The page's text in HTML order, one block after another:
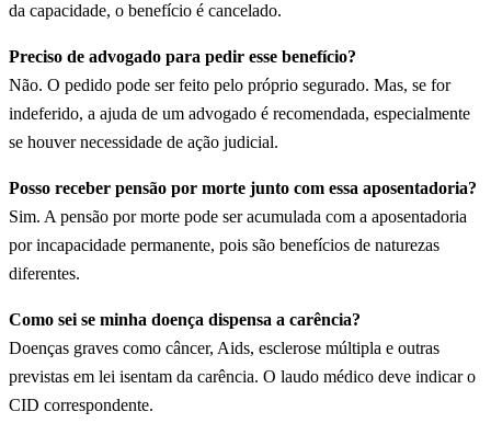
da capacidade, o benefício é cancelado.
Preciso de advogado para pedir esse benefício?
Não. O pedido pode ser feito pelo próprio segurado. Mas, se for
indeferido, a ajuda de um advogado é recomendada, especialmente
se houver necessidade de ação judicial.
Posso receber pensão por morte junto com essa aposentadoria?
Sim. A pensão por morte pode ser acumulada com a aposentadoria
por incapacidade permanente, pois são benefícios de naturezas
diferentes.
Como sei se minha doença dispensa a carência?
Doenças graves como câncer, Aids, esclerose múltipla e outras
previstas em lei isentam da carência. O laudo médico deve indicar o
CID correspondente.